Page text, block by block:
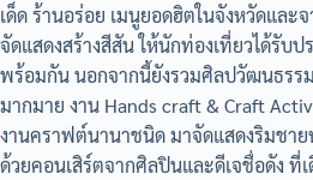
เด็ด ร้านอร่อย เมนูยอดฮิตในจังหวัดและ
จัดแสดงสร้างสีสัน ให้นักท่องเที่ยวได้รับ
พร้อมกัน นอกจากนี้ยังรวมศิลปวัฒนธรร
มากมาย งาน Hands craft & Craft
งานคราฟต์นานาชนิด มาจัดแสดงริมชา
ด้วยคอนเสิร์ตจากศิลปินและดีเจชื่อดัง ที่